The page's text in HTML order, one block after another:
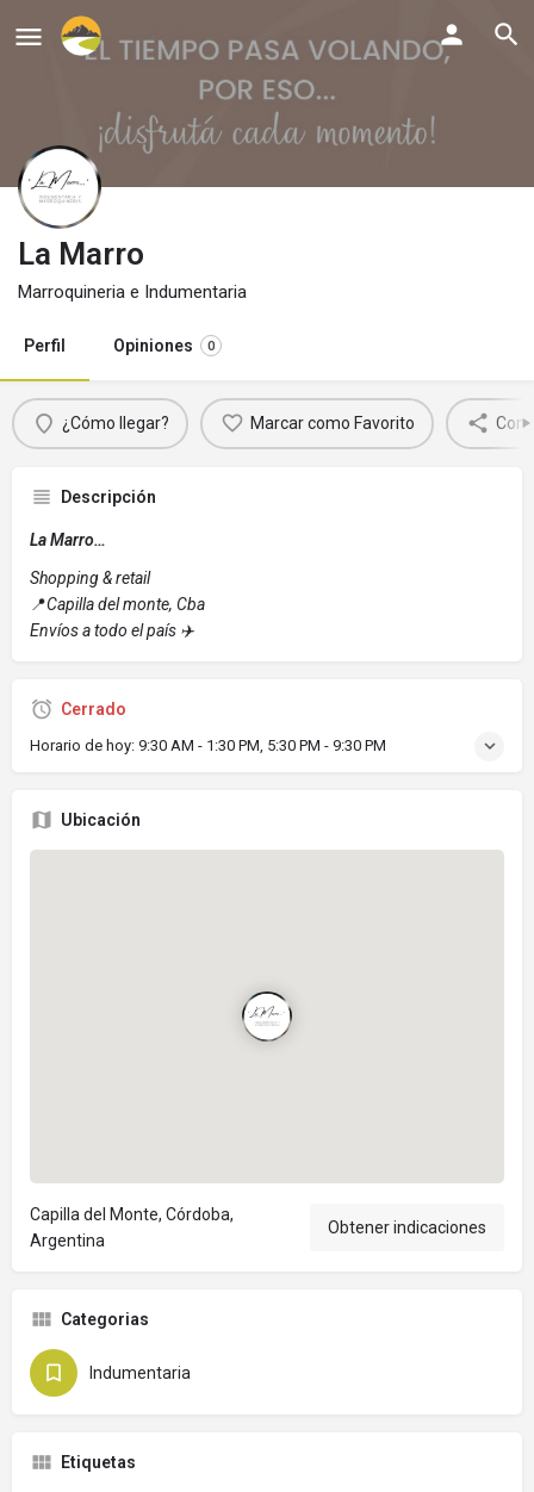
La Marro
Marroquineria e Indumentaria
Perfil Opiniones 0
¿Cómo llegar? Marcar como Favorito
Descripción
La Marro…
Shopping & retail
📍Capilla del monte, Cba
Envíos a todo el país ✈️
Cerrado
Horario de hoy: 9:30 AM - 1:30 PM, 5:30 PM - 9:30 PM
Ubicación
Capilla del Monte, Córdoba,
Argentina
Obtener indicaciones
Categorias
Indumentaria
Etiquetas